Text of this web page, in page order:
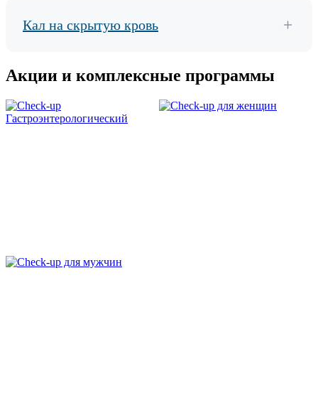
Кал на скрытую кровь
Акции и комплексные программы